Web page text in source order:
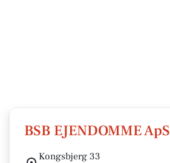
BSB EJENDOMME ApS
Kongsbjerg 33